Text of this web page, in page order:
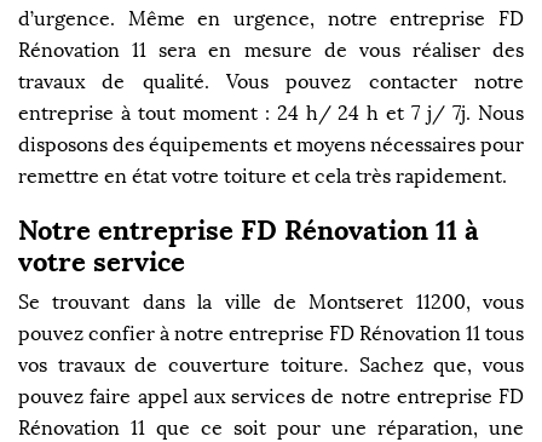
d’urgence. Même en urgence, notre entreprise FD
Rénovation 11 sera en mesure de vous réaliser des
travaux de qualité. Vous pouvez contacter notre
entreprise à tout moment : 24 h/ 24 h et 7 j/ 7j. Nous
disposons des équipements et moyens nécessaires pour
remettre en état votre toiture et cela très rapidement.
Notre entreprise FD Rénovation 11 à
votre service
Se trouvant dans la ville de Montseret 11200, vous
pouvez confier à notre entreprise FD Rénovation 11 tous
vos travaux de couverture toiture. Sachez que, vous
pouvez faire appel aux services de notre entreprise FD
Rénovation 11 que ce soit pour une réparation, une